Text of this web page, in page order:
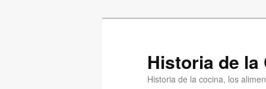
Historia de
Historia de la cocina, los